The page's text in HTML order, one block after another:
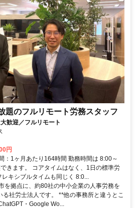
題のフルリモート労務スタッフ
歓迎／フルリモート
円
：1ヶ月あたり164時間 勤務時間は 8:00～
きます。 コアタイムはなく、1日の標準労
キシブルタイムも同じく 8:0...
を拠点に、約80社の中小企業の人事労務を
る社労士法人です。 **他の事務所と違うとこ
・Google Wo...